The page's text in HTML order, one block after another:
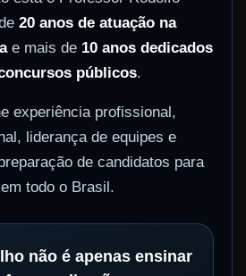
20 anos de atuação na
e mais de 10 anos dedicados
públicos.
experiência profissional,
liderança de equipes e
de candidatos para
todo o Brasil.
não é apenas ensinar